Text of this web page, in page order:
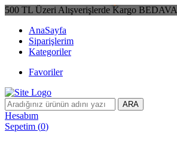
500 TL Üzeri Alışverişlerde Kargo BEDAVA
AnaSayfa
Siparişlerim
Kategoriler
Favoriler
ARA
Hesabım
Sepetim (0)